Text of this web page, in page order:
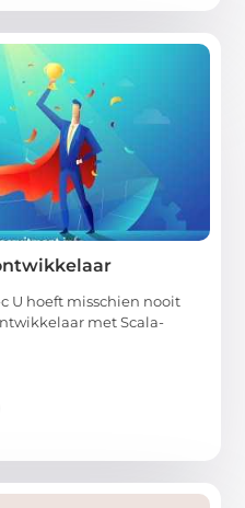
U hoeft misschien nooit
met Scala-